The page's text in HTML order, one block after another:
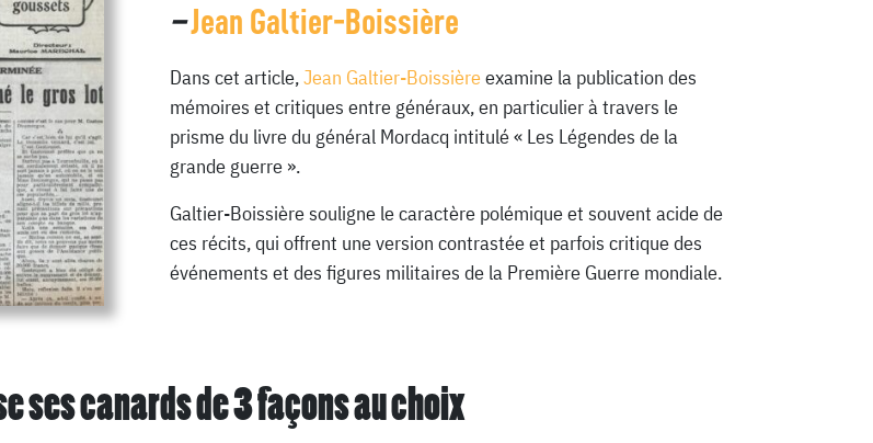
–Jean Galtier-Boissière
Dans cet article,Jean Galtier-Boissièreexamine la publication des
mémoires et critiques entre généraux, en particulier à travers le
prisme du livre du général Mordacq intitulé « Les Légendes de la
grande guerre ».
Galtier-Boissière souligne le caractère polémique et souvent acide de
ces récits, qui offrent une version contrastée et parfois critique des
événements et des figures militaires de la Première Guerre mondiale.
ses canards de3 façons au choix